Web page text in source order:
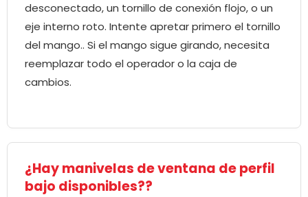
desconectado, un tornillo de conexión flojo, o un
eje interno roto. Intente apretar primero el tornillo
del mango.. Si el mango sigue girando, necesita
reemplazar todo el operador o la caja de
cambios.
¿Hay manivelas de ventana de perfil
bajo disponibles??